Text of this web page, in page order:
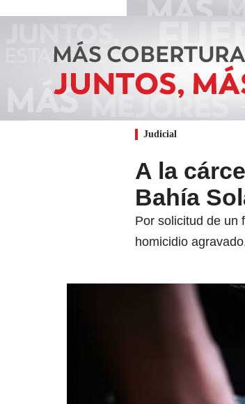
Judicial
A la
Bahía
Por solicitud de un
homicidio